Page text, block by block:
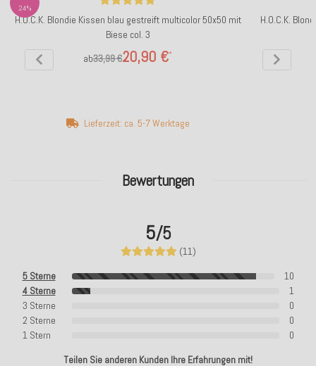
Bewertungen
5/5
(11)
5 Sterne
10
4 Sterne
1
3 Sterne
0
2 Sterne
0
1 Stern
0
Teilen Sie anderen Kunden Ihre Erfahrungen mit!
24%
H.O.C.K. Blondie Kissen blau gestreift multicolor 50x50 mit
Biese col. 3
ab
20,90 €*
33,99 €
Lieferzeit: ca. 5-7 Werktage
H.O.C.K.